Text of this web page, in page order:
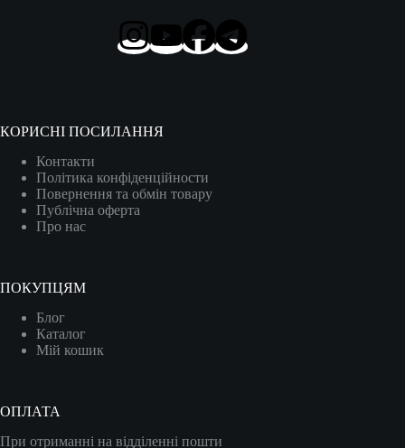
КОРИСНІ ПОСИЛАННЯ
Контакти
Політика конфіденційности
Повернення та обмін товару
Публічна оферта
Про нас
ПОКУПЦЯМ
Блог
Каталог
Мій кошик
ОПЛАТА
При отриманні на відділенні пошти